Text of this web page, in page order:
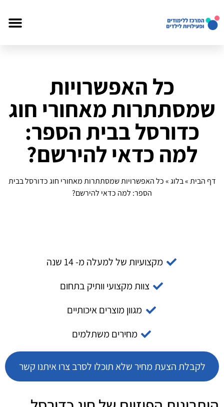
כל האפשרויות
שמסתתרות מאחורי חוג
כדורסל בבית הספר:
למה כדאי להירשם?
דף הבית»בלוג»כל האפשרויות שמסתתרות מאחורי חוג כדורסל בבית
הספר: למה כדאי להירשם?
מקצועיות של למעלה מ- 14 שנה
צוות מקצועי וותיק בתחום
מגוון מוצרים איכותיים
מחירים משתלמים
לקבלת הצעת מחיר שלא תוכלו לסרב צרו איתנו קשר